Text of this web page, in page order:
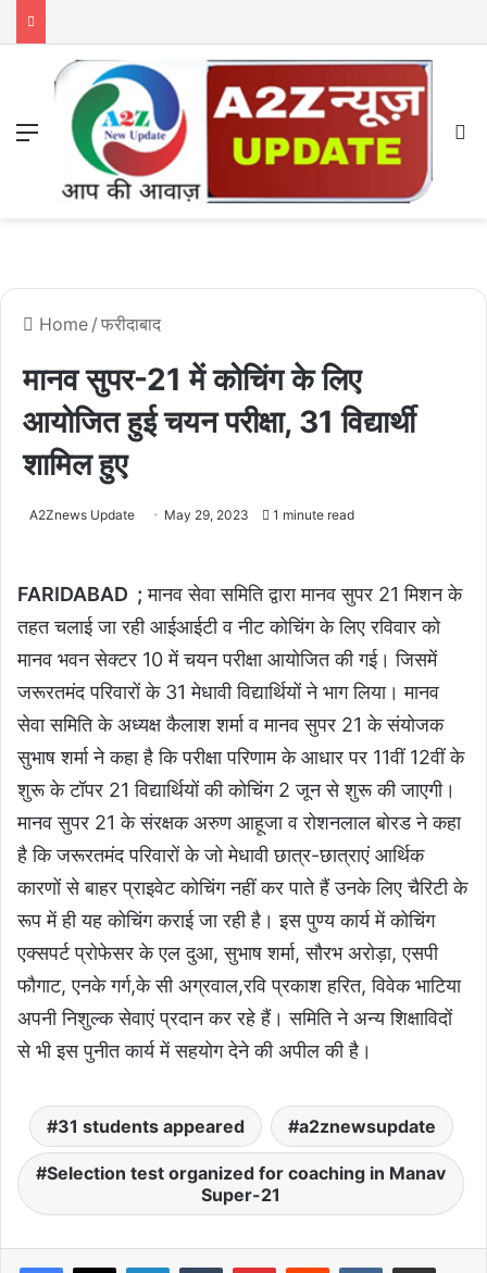
Menu
Home / फरीदाबाद
मानव सुपर-21 में कोचिंग के लिए
आयोजित हुई चयन परीक्षा, 31 विद्यार्थी
शामिल हुए
A2Znews Update May 29, 2023 1 minute read
FARIDABAD ;मानव सेवा समिति द्वारा मानव सुपर 21 मिशन के
तहत चलाई जा रही आईआईटी व नीट कोचिंग के लिए रविवार को
मानव भवन सेक्टर 10 में चयन परीक्षा आयोजित की गई। जिसमें
जरूरतमंद परिवारों के 31 मेधावी विद्यार्थियों ने भाग लिया। मानव
सेवा समिति के अध्यक्ष कैलाश शर्मा व मानव सुपर 21 के संयोजक
सुभाष शर्मा ने कहा है कि परीक्षा परिणाम के आधार पर 11वीं 12वीं के
शुरू के टॉपर 21 विद्यार्थियों की कोचिंग 2 जून से शुरू की जाएगी।
मानव सुपर 21 के संरक्षक अरुण आहूजा व रोशनलाल बोरड ने कहा
है कि जरूरतमंद परिवारों के जो मेधावी छात्र-छात्राएं आर्थिक
कारणों से बाहर प्राइवेट कोचिंग नहीं कर पाते हैं उनके लिए चैरिटी के
रूप में ही यह कोचिंग कराई जा रही है। इस पुण्य कार्य में कोचिंग
एक्सपर्ट प्रोफेसर के एल दुआ, सुभाष शर्मा, सौरभ अरोड़ा, एसपी
फौगाट, एनके गर्ग,के सी अग्रवाल,रवि प्रकाश हरित, विवेक भाटिया
अपनी निशुल्क सेवाएं प्रदान कर रहे हैं। समिति ने अन्य शिक्षाविदों
से भी इस पुनीत कार्य में सहयोग देने की अपील की है।
31 students appeared a2znewsupdate
Selection test organized for coaching in Manav
Super-21